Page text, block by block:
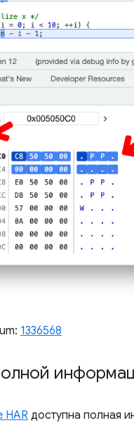
1336568
HAR доступна полная